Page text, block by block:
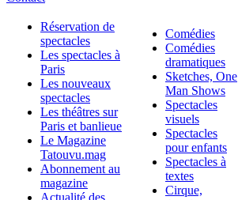
Réservation de
spectacles
Les spectacles à
Paris
Les nouveaux
spectacles
Les théâtres sur
Paris et banlieue
Le Magazine
Tatouvu.mag
Abonnement au
magazine
Comédies
Comédies
dramatiques
Sketches, One
Man Shows
Spectacles
visuels
Spectacles
pour enfants
Spectacles à
textes
Cirque,